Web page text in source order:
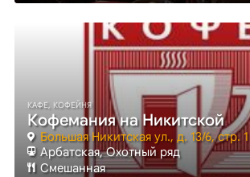
КАФЕ, КОФЕЙНЯ
Кофемания на Никитской
Большая Никитская ул., д. 13/6, стр. 1
Арбатская, Охотный ряд
Смешанная